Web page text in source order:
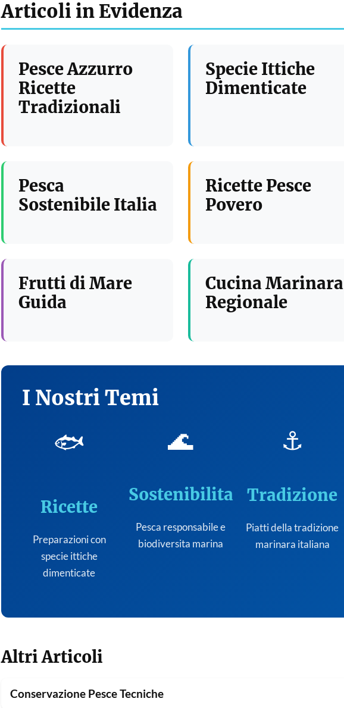
Articoli in Evidenza
Pesce Azzurro
Ricette
Tradizionali
Specie Ittiche
Dimenticate
Pesca
Sostenibile Italia
Ricette Pesce
Povero
Frutti di Mare
Guida
Cucina Marinara
Regionale
I Nostri Temi
🐟
Ricette
Preparazioni con
specie ittiche
dimenticate
🌊
Sostenibilita
Pesca responsabile e
biodiversita marina
⚓
Tradizione
Piatti della tradizione
marinara italiana
Altri Articoli
Conservazione Pesce Tecniche